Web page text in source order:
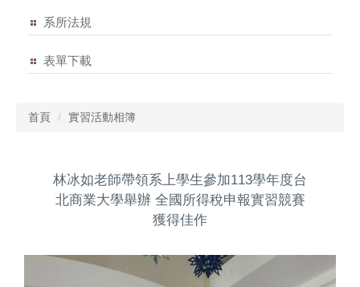
系所法規
表單下載
首頁 實習活動相簿
林冰如老師帶領系上學生參加113學年度台
北商業大學舉辦 全國所得稅申報實習競賽
獲得佳作